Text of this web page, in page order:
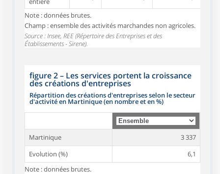
Note : données brutes.
Champ : ensemble des activités marchandes non agricoles.
Source : Insee, REE (Répertoire des Entreprises et des
Établissements - Sirene).
figure 2– Les services portent la croissance
des créations d'entreprises
Répartition des créations d'entreprises selon le secteur
d'activité en Martinique (en nombre et en %)
Martinique
3 337
Evolution (%)
6,1
Note : données brutes.